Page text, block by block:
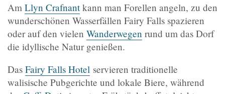
Am Llyn Crafnantkann man Forellen angeln, zu den
wunderschönen Wasserfällen Fairy Falls spazieren
oder auf den vielen Wanderwegen rund um das Dorf
die idyllische Natur genießen.
Das Fairy Falls Hotel servieren traditionelle
walisische Pubgerichte und lokale Biere, während